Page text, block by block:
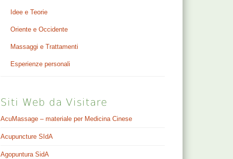
Idee e Teorie
Oriente e Occidente
Massaggi e Trattamenti
Esperienze personali
Siti Web da Visitare
AcuMassage – materiale per Medicina Cinese
Acupuncture SIdA
Agopuntura SidA